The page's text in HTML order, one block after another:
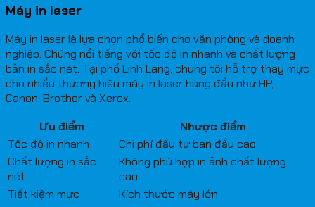
Máy in laser
Máy in laser là lựa chọn phổ biến cho văn phòng và doanh
nghiệp. Chúng nổi tiếng với tốc độ in nhanh và chất lượng
bản in sắc nét. Tại phố Linh Lang, chúng tôi hỗ trợ thay mực
cho nhiều thương hiệu máy in laser hàng đầu như HP,
Canon, Brother và Xerox.
Ưu điểm
Nhược điểm
Tốc độ in nhanh
Chi phí đầu tư ban đầu cao
Chất lượng in sắc
nét
Không phù hợp in ảnh chất lượng
cao
Tiết kiệm mực
Kích thước máy lớn